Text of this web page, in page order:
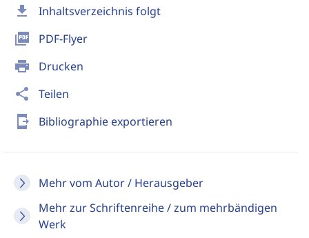
download Inhaltsverzeichnis folgt
picture_as_pdf PDF-Flyer
print Drucken
share Teilen
send_to_mobile Bibliographie exportieren
Mehr vom Autor / Herausgeber
Mehr zur Schriftenreihe / zum mehrbändigen
Werk